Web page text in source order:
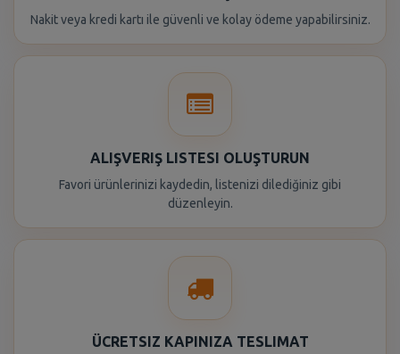
Nakit veya kredi kartı ile güvenli ve kolay ödeme yapabilirsiniz.
ALIŞVERIŞ LISTESI OLUŞTURUN
Favori ürünlerinizi kaydedin, listenizi dilediğiniz gibi
düzenleyin.
ÜCRETSIZ KAPINIZA TESLIMAT